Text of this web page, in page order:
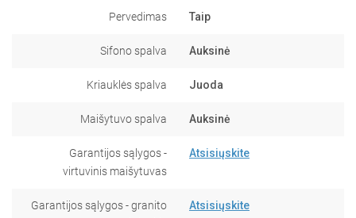
Pervedimas Taip
Sifono spalva Auksinė
Kriauklės spalva Juoda
Maišytuvo spalva Auksinė
Garantijos sąlygos -
virtuvinis maišytuvas
Atsisiųskite
Garantijos sąlygos - granito
Atsisiųskite